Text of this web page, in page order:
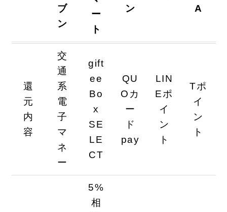
ブ
ン
ー
ト
ン
A
還
元
内
容
交
通
系
電
子
マ
ネ
ー
gift
ee
Bo
x
SE
LE
CT
QU
Oカ
ー
ド
pay
LIN
Eポ
イ
ン
ト
Tポ
イ
ン
ト
5%
相